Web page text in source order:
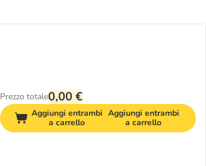
Prezzo totale0,00 €
Aggiungi entrambi
a carrello
Aggiungi entrambi
a carrello